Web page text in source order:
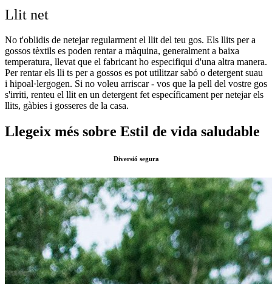
Llit net
No t'oblidis de netejar regularment el llit del teu gos. Els llits per a
gossos tèxtils es poden rentar a màquina, generalment a baixa
temperatura, llevat que el fabricant ho especifiqui d'una altra manera.
Per rentar els lli ts per a gossos es pot utilitzar sabó o detergent suau
i hipoal·lergogen. Si no voleu arriscar - vos que la pell del vostre gos
s'irriti, renteu el llit en un detergent fet específicament per netejar els
llits, gàbies i gosseres de la casa.
Llegeix més sobre Estil de vida saludable
Diversió segura